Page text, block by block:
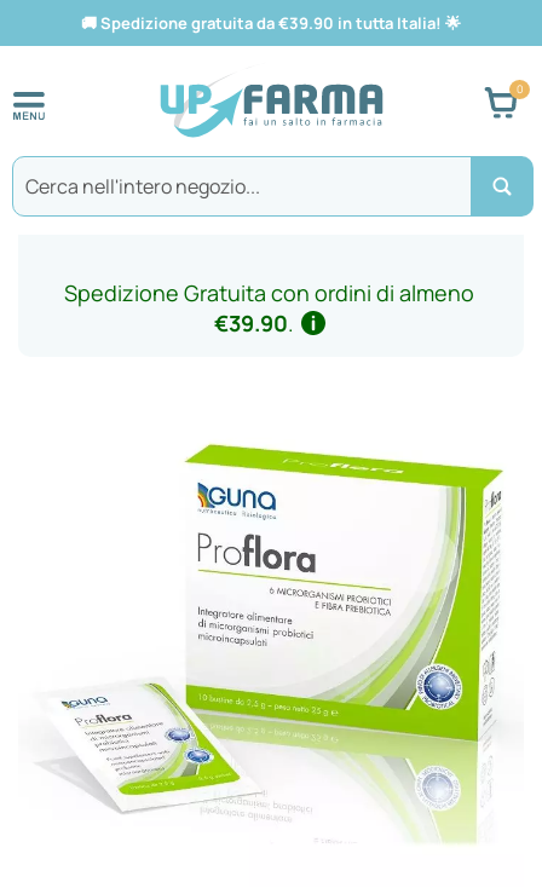
🚚Spedizione gratuita da €39.90 in tutta Italia! 🌟
Spedizione Gratuita con ordini di almeno
€39.90.